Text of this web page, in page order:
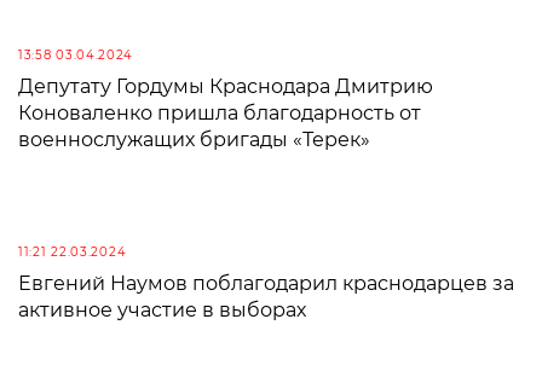
13:58 03.04.2024
Депутату Гордумы Краснодара Дмитрию
Коноваленко пришла благодарность от
военнослужащих бригады «Терек»
11:21 22.03.2024
Евгений Наумов поблагодарил краснодарцев за
активное участие в выборах